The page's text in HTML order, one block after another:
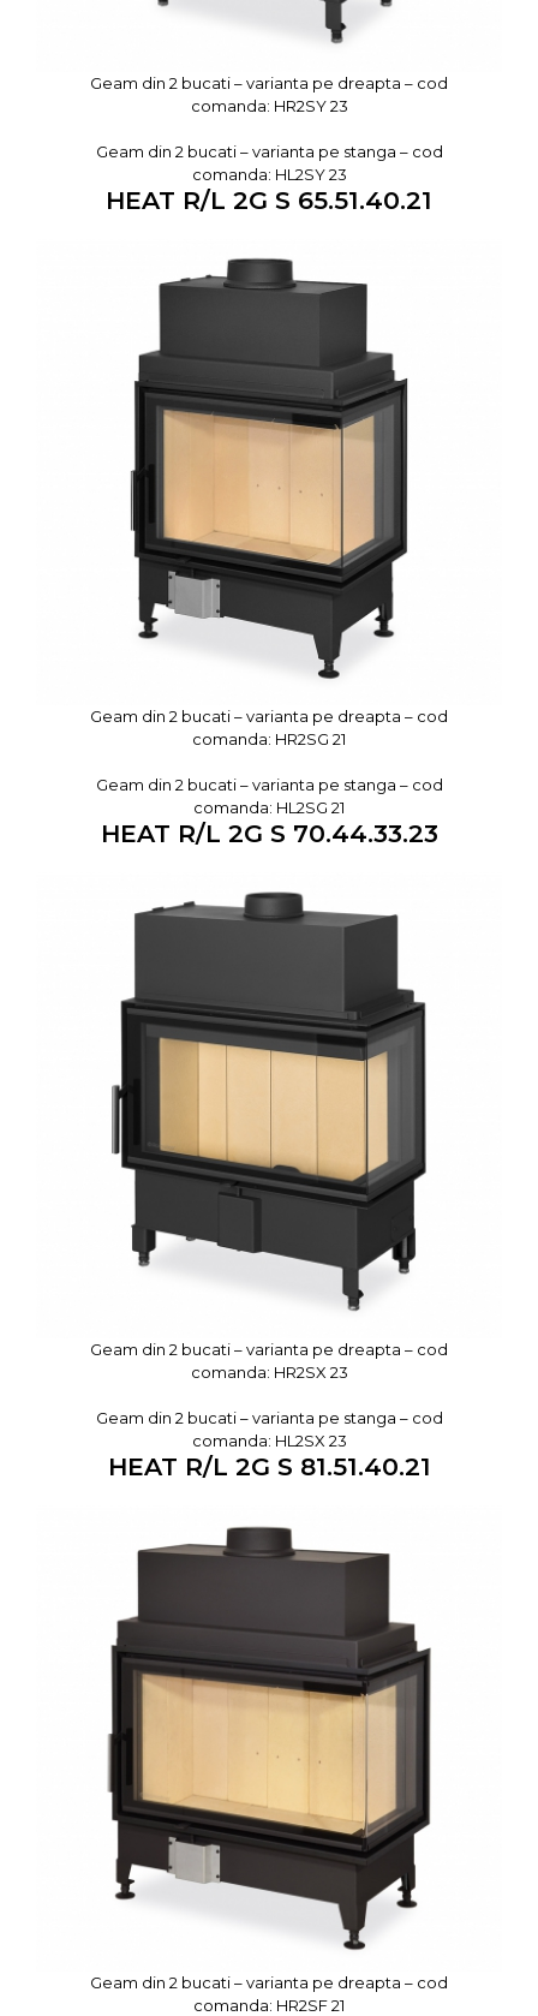
Geam din 2 bucati – varianta pe dreapta – cod
comanda: HR2SY 23
Geam din 2 bucati – varianta pe stanga – cod
comanda: HL2SY 23
HEAT R/L 2G S 65.51.40.21
Geam din 2 bucati – varianta pe dreapta – cod
comanda: HR2SG 21
Geam din 2 bucati – varianta pe stanga – cod
comanda: HL2SG 21
HEAT R/L 2G S 70.44.33.23
Geam din 2 bucati – varianta pe dreapta – cod
comanda: HR2SX 23
Geam din 2 bucati – varianta pe stanga – cod
comanda: HL2SX 23
HEAT R/L 2G S 81.51.40.21
Geam din 2 bucati – varianta pe dreapta – cod
comanda: HR2SF 21